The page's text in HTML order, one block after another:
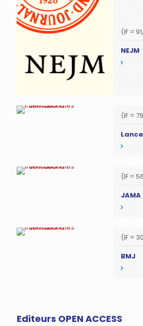
(IF =
NEJM
(IF =
(IF =
JAMA
(IF =
BMJ
Editeurs OPEN ACCESS